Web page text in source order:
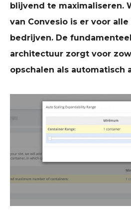
blijvend te maximaliseren.
van Convesio is er voor
bedrijven. De
architectuur zorgt voor
opschalen als automatisch